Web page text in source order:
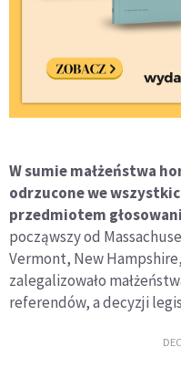
W sumie małżeństwa
odrzucone we
przedmiotem
począwszy od
Vermont, New
zalegalizowało
referendów, a decyzji